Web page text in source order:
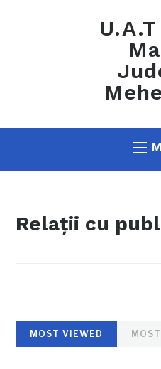
Relații cu
MOST VIEWED